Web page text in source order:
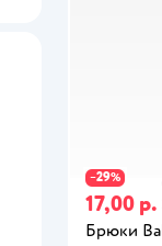
−29%
17,00 р.
Брюки